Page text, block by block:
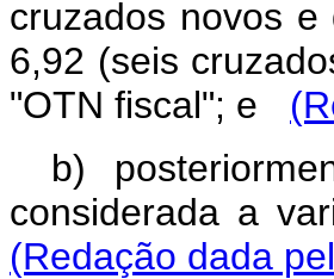
cruzados novos
6,92 (seis
"OTN fiscal"; e
b)
considerada a
(Redação dada